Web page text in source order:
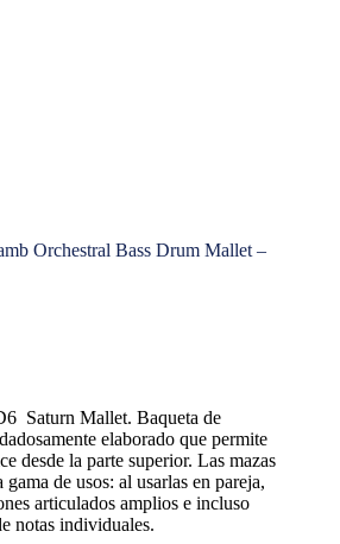
Orchestral Bass Drum Mallet –
Saturn Mallet. Baqueta de
elaborado que permite
desde la parte superior. Las mazas
de usos: al usarlas en pareja,
articulados amplios e incluso
notas individuales.